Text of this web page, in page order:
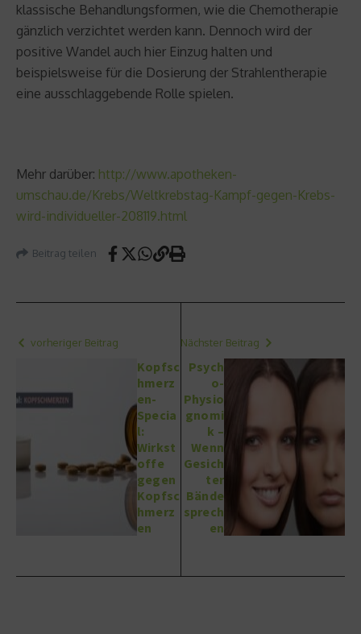
klassische Behandlungsformen, wie die Chemotherapie
gänzlich verzichtet werden kann. Dennoch wird der
positive Wandel auch hier Einzug halten und
beispielsweise für die Dosierung der Strahlentherapie
eine ausschlaggebende Rolle spielen.
Mehr darüber: http://www.apotheken-
umschau.de/Krebs/Weltkrebstag-Kampf-gegen-Krebs-
wird-individueller-208119.html
Beitrag teilen
vorheriger Beitrag
Kopfsc
hmerz
en-
Specia
l:
Wirkst
offe
gegen
Kopfsc
hmerz
en
Nächster Beitrag
Psych
o-
Physio
gnomi
k –
Wenn
Gesich
ter
Bände
sprech
en